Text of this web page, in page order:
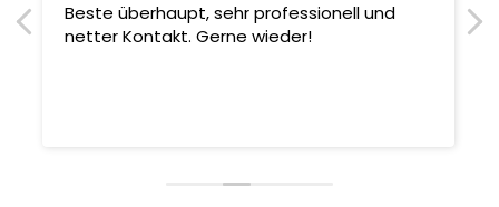
Beste überhaupt, sehr professionell und
netter Kontakt. Gerne wieder!